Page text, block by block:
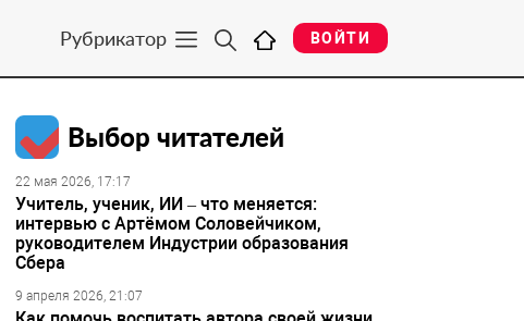
Рубрикатор ВОЙТИ
Выбор читателей
22 мая 2026, 17:17
Учитель, ученик, ИИ – что меняется:
интервью с Артёмом Соловейчиком,
руководителем Индустрии образования
Сбера
9 апреля 2026, 21:07